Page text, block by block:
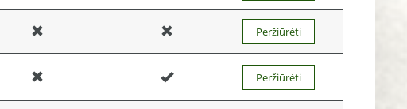
Peržiūrėti
Peržiūrėti